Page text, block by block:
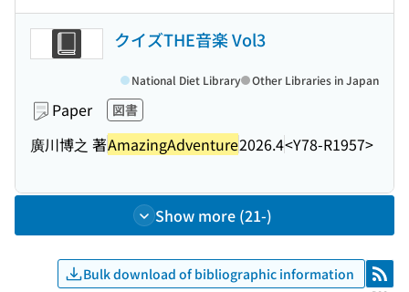
クイズTHE音楽 Vol3
Paper 図書
廣川博之 著AmazingAdventure2026.4<Y78-R1957>
National Diet Library Other Libraries in Japan
Show more (21-)
Bulk download of bibliographic information RSS